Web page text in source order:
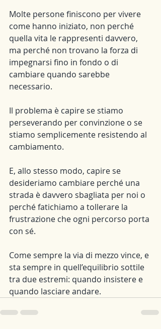
Molte persone finiscono per vivere
come hanno iniziato, non perché
quella vita le rappresenti davvero,
ma perché non trovano la forza di
impegnarsi fino in fondo o di
cambiare quando sarebbe
necessario.
Il problema è capire se stiamo
perseverando per convinzione o se
stiamo semplicemente resistendo al
cambiamento.
E, allo stesso modo, capire se
desideriamo cambiare perché una
strada è davvero sbagliata per noi o
perché fatichiamo a tollerare la
frustrazione che ogni percorso porta
con sé.
Come sempre la via di mezzo vince, e
sta sempre in quell’equilibrio sottile
tra due estremi: quando insistere e
quando lasciare andare.